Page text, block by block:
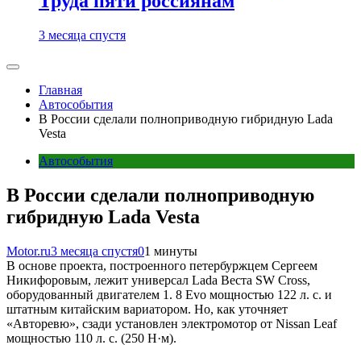
3 месяца спустя
Главная
Автособытия
В России сделали полноприводную гибридную Lada
Vesta
Автособытия
В России сделали полноприводную
гибридную Lada Vesta
Motor.ru3 месяца спустя01 минуты
В основе проекта, построенного петербуржцем Сергеем
Никифоровым, лежит универсал Lada Веста SW Cross,
оборудованный двигателем 1. 8 Evo мощностью 122 л. с. и
штатным китайским вариатором. Но, как уточняет
«Авторевю», сзади установлен электромотор от Nissan Leaf
мощностью 110 л. с. (250 Н·м).